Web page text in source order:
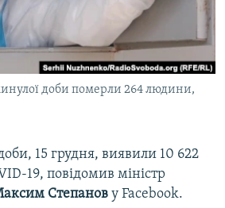
КРИМУ
доби померли 264 людини,
15 грудня, виявили 10 622
19, повідомив міністр
Степанов у Facebook.